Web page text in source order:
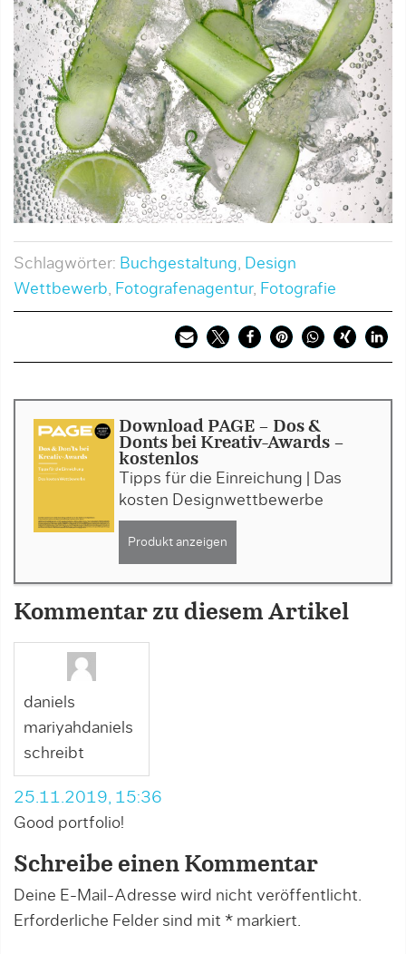
Schlagwörter: Buchgestaltung, Design
Wettbewerb, Fotografenagentur, Fotografie
Download PAGE - Dos &
Donts bei Kreativ-Awards -
kostenlos
Tipps für die Einreichung | Das
kosten Designwettbewerbe
Produkt anzeigen
Kommentar zu diesem Artikel
daniels
mariyahdaniels
schreibt
25.11.2019, 15:36
Good portfolio!
Schreibe einen Kommentar
Deine E-Mail-Adresse wird nicht veröffentlicht.
Erforderliche Felder sind mit * markiert.